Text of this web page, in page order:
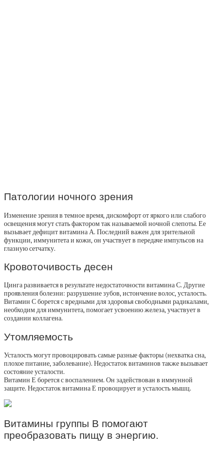
Патологии ночного зрения
Изменение зрения в темное время, дискомфорт от яркого или слабого
освещения могут стать фактором так называемой ночной слепоты. Ее
вызывает дефицит витамина А. Последний важен для зрительной
функции, иммунитета и кожи, он участвует в передаче импульсов на
глазную сетчатку.
Кровоточивость десен
Цинга развивается в результате недостаточности витамина С. Другие
проявления болезни: разрушение зубов, истончение волос, усталость.
Витамин С борется с вредными для здоровья свободными радикалами,
необходим для иммунитета, помогает усвоению железа, участвует в
создании коллагена.
Утомляемость
Усталость могут провоцировать самые разные факторы (нехватка сна,
плохое питание, заболевание). Недостаток витаминов также вызывает
состояние усталости.
Витамин Е борется с воспалением. Он задействован в иммунной
защите. Недостаток витамина Е провоцирует и усталость мышц.
Витамины группы В помогают
преобразовать пищу в энергию.